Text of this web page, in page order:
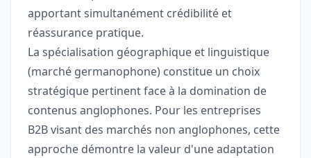
apportant simultanément crédibilité et
réassurance pratique.
La spécialisation géographique et linguistique
(marché germanophone) constitue un choix
stratégique pertinent face à la domination de
contenus anglophones. Pour les entreprises
B2B visant des marchés non anglophones, cette
approche démontre la valeur d'une adaptation